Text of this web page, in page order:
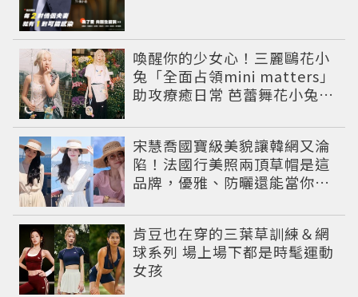
喚醒你的少女心！三麗鷗花小
兔「全面占領mini matters」
助攻療癒日常 芭蕾舞花小兔娃
宋慧喬國寶級美貌讓韓網又淪
陷！法國行美照兩頂草帽是這
品牌，優雅、防曬還能當你度
肯豆也在穿的三葉草訓練＆網
球系列 場上場下都是時髦運動
女孩